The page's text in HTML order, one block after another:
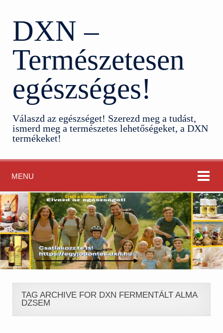
DXN –
Természetesen
egészséges!
Válaszd az egészséget! Szerezd meg a tudást,
ismerd meg a természetes lehetőségeket, a DXN
termékeket!
MENU
TAG ARCHIVE FOR DXN FERMENTÁLT ALMA
DZSEM